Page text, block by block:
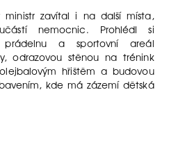
ministr zavítal i na další místa,
nemocnic. Prohlédl si
prádelnu a sportovní areál
odrazovou stěnou na trénink
hřištěm a budovou
kde má zázemí dětská